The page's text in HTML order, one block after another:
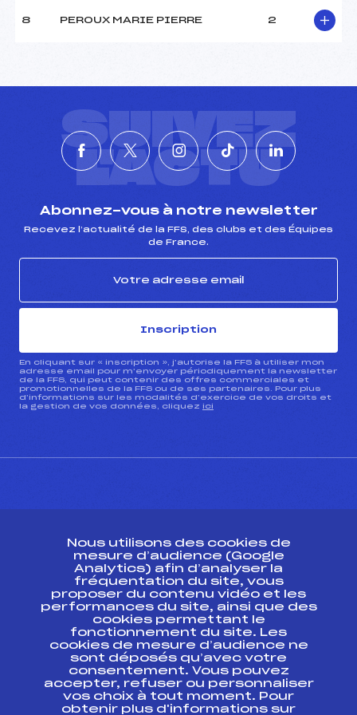
Ouvreurs C :
MANCHE 2
Nombre de portes :
Traceur :
SANTON SEBASTIEN (SA)
Ouvreurs A :
Ouvreurs C :
–
Ouvreurs E :
–
Température arrivée :
Pénalité appliquée :
183.6000
Catégorie :
8 PEROUX MARIE PIERRE 2
SUIVEZ
L'ACTU
Abonnez-vous à notre newsletter
Recevez l’actualité de la FFS, des clubs et des Équipes
de France.
Inscription
En cliquant sur « inscription », j’autorise la FFS à utiliser mon
adresse email pour m’envoyer périodiquement la newsletter
de la FFS, qui peut contenir des offres commerciales et
promotionnelles de la FFS ou de ses partenaires. Pour plus
d’informations sur les modalités d’exercice de vos droits et
la gestion de vos données, cliquez ici
Ressources
Pass’Neige
Projet sportif fédéral
Projet de performance fédéral
Antidopage
Pôle Développement, Formation, Suivi
Scientifique
Listes ministérielles
Nous utilisons des cookies de
mesure d’audience (Google
Analytics) afin d’analyser la
fréquentation du site, vous
proposer du contenu vidéo et les
performances du site, ainsi que des
cookies permettant le
fonctionnement du site. Les
cookies de mesure d’audience ne
sont déposés qu’avec votre
consentement. Vous pouvez
accepter, refuser ou personnaliser
vos choix à tout moment. Pour
obtenir plus d'informations sur